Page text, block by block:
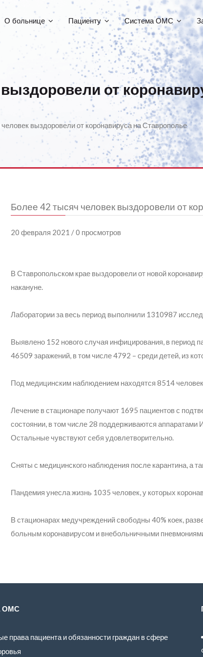
О больнице Пациенту Система ОМС
от
выздоровели от коронавируса на Ставрополье
Более 42 тысяч человек выздоровели от
20 февраля 2021 / 0 просмотров
В Ставропольском крае выздоровели от новой
накануне.
Лаборатории за весь период выполнили 1310987
Выявлено 152 нового случая инфицирования, в период
46509 заражений, в том числе 4792 – среди детей, из
Под медицинским наблюдением находятся 8514
Лечение в стационаре получают 1695 пациентов с
состоянии, в том числе 28 поддерживаются аппаратами
Остальные чувствуют себя удовлетворительно.
Сняты с медицинского наблюдения после карантина, а
Пандемия унесла жизнь 1035 человек, у которых
В стационарах медучреждений свободны 40% коек,
больным коронавирусом и внебольничными
ОМС
права пациента и обязанности граждан в сфере